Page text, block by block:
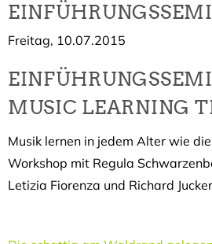
Freitag, 10.07.2015
MUSIC LEARNING
Musik lernen in jedem Alter wie
Workshop mit Regula
Letizia Fiorenza und Richard Jucker